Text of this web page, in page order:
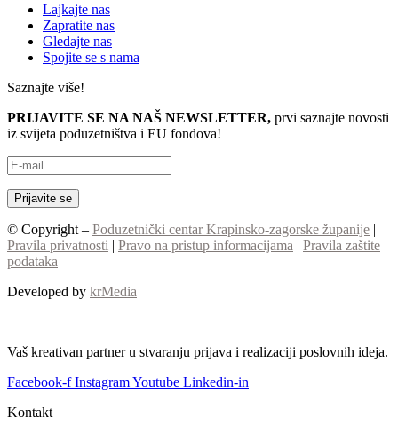
Lajkajte nas
Zapratite nas
Gledajte nas
Spojite se s nama
Saznajte više!
PRIJAVITE SE NA NAŠ NEWSLETTER, prvi saznajte novosti
iz svijeta poduzetništva i EU fondova!
© Copyright – Poduzetnički centar Krapinsko-zagorske županije |
Pravila privatnosti | Pravo na pristup informacijama | Pravila zaštite
podataka
Developed by krMedia
Vaš kreativan partner u stvaranju prijava i realizaciji poslovnih ideja.
Facebook-f InstagramYoutube Linkedin-in
Kontakt